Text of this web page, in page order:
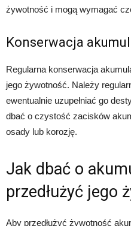
żywotność i mogą wymagać
Konserwacja
Regularna konserwacja
jego żywotność. Należy
ewentualnie uzupełniać go
dbać o czystość zacisków
osady lub korozję.
Jak dbać o
przedłużyć jego
Aby przedłużyć żywotność